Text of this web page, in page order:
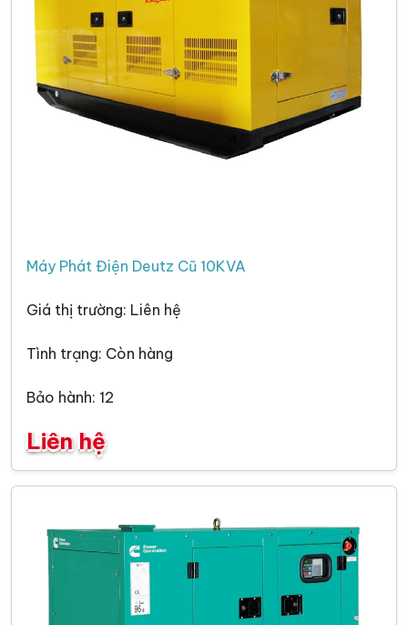
Máy Phát Điện Deutz Cũ 10KVA
Giá thị trường: Liên hệ
Tình trạng: Còn hàng
Bảo hành: 12
Liên hệ